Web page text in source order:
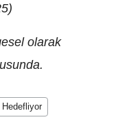
olarak
Hedefliyor